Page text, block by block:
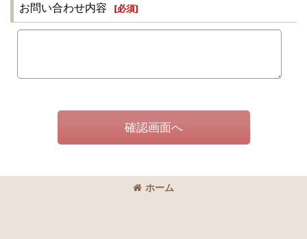
お問い合わせ内容 [必須]
確認画面へ
ホーム